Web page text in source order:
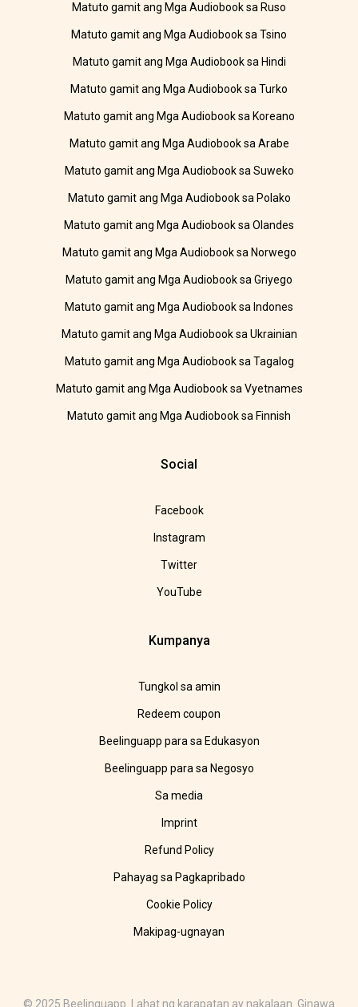
Matuto gamit ang Mga Audiobook sa Ruso
Matuto gamit ang Mga Audiobook sa Tsino
Matuto gamit ang Mga Audiobook sa Hindi
Matuto gamit ang Mga Audiobook sa Turko
Matuto gamit ang Mga Audiobook sa Koreano
Matuto gamit ang Mga Audiobook sa Arabe
Matuto gamit ang Mga Audiobook sa Suweko
Matuto gamit ang Mga Audiobook sa Polako
Matuto gamit ang Mga Audiobook sa Olandes
Matuto gamit ang Mga Audiobook sa Norwego
Matuto gamit ang Mga Audiobook sa Griyego
Matuto gamit ang Mga Audiobook sa Indones
Matuto gamit ang Mga Audiobook sa Ukrainian
Matuto gamit ang Mga Audiobook sa Tagalog
Matuto gamit ang Mga Audiobook sa Vyetnames
Matuto gamit ang Mga Audiobook sa Finnish
Social
Facebook
Instagram
Twitter
YouTube
Kumpanya
Tungkol sa amin
Redeem coupon
Beelinguapp para sa Edukasyon
Beelinguapp para sa Negosyo
Sa media
Imprint
Refund Policy
Pahayag sa Pagkapribado
Cookie Policy
Makipag-ugnayan
© 2025 Beelinguapp. Lahat ng karapatan ay nakalaan. Ginawa